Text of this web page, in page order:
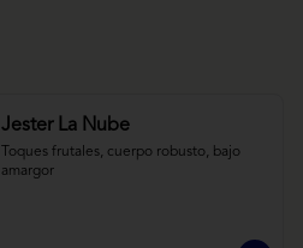
Jester La Nube
Toques frutales, cuerpo robusto, bajo
amargor